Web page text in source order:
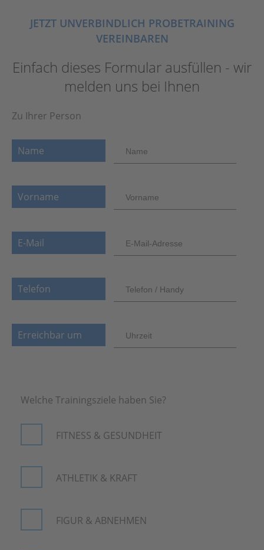
JETZT UNVERBINDLICH PROBETRAINING
VEREINBAREN
Einfach dieses Formular ausfüllen - wir
melden uns bei Ihnen
Zu Ihrer Person
Name
Vorname
E-Mail
Telefon
Erreichbar um
Welche Trainingsziele haben Sie?
FITNESS & GESUNDHEIT
ATHLETIK & KRAFT
FIGUR & ABNEHMEN